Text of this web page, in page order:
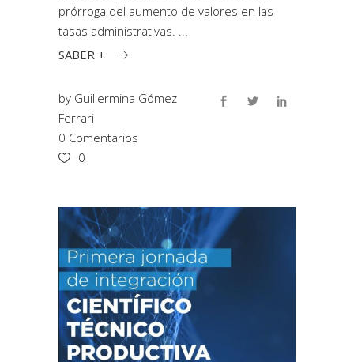
prórroga del aumento de valores en las
tasas administrativas.
SABER +
by Guillermina Gómez
Ferrari
0 Comentarios
0